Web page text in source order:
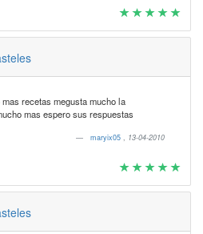
recetas megusta mucho la
mas espero sus respuestas
maryix05 , 13-04-2010